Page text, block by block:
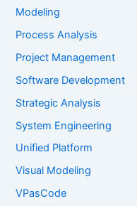
Modeling
Process Analysis
Project Management
Software Development
Strategic Analysis
System Engineering
Unified Platform
Visual Modeling
VPasCode